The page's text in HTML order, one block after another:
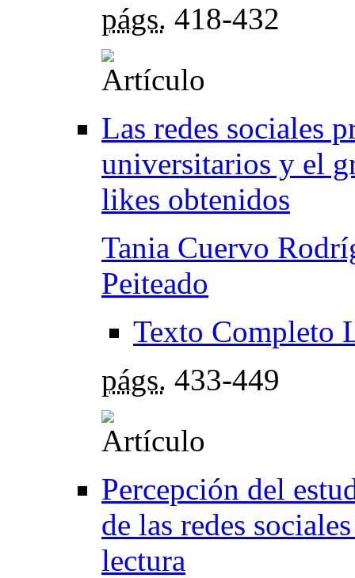
págs. 418-432
Las redes sociales
universitarios y el
likes obtenidos
Tania Cuervo
Peiteado
Texto Completo
págs. 433-449
Percepción del
de las redes
lectura